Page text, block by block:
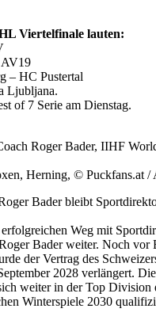
Viertelfinale lauten:
– HC Pustertal
Ljubljana.
of 7 Serie am Dienstag.
Roger Bader, IIHF
Herning, © Puckfans.at /
Bader bleibt
Weg mit
Bader weiter. Noch vor
der Vertrag des
2028 verlängert.
weiter in der Top Division
Winterspiele 2030